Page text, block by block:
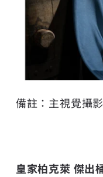
備註：主視覺攝影
皇家柏克萊 傑出